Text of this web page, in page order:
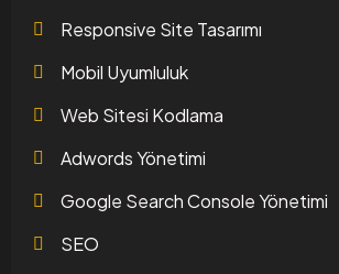
Responsive Site Tasarımı
Mobil Uyumluluk
Web Sitesi Kodlama
Adwords Yönetimi
Google Search Console Yönetimi
SEO